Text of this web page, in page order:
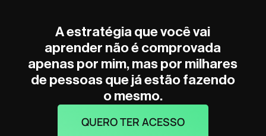
A estratégia que você vai
aprender não é comprovada
apenas por mim, mas por milhares
de pessoas que já estão fazendo
o mesmo.
QUERO TER ACESSO